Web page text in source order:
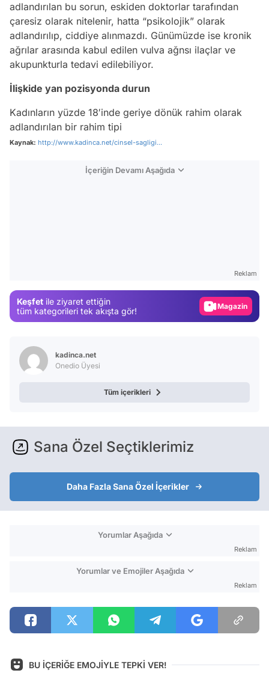
adlandırılan bu sorun, eskiden doktorlar tarafından
çaresiz olarak nitelenir, hatta “psikolojik” olarak
adlandırılıp, ciddiye alınmazdı. Günümüzde ise kronik
ağrılar arasında kabul edilen vulva ağnsı ilaçlar ve
akupunkturla tedavi edilebiliyor.
İlişkide yan pozisyonda durun
Kadınların yüzde 18′inde geriye dönük rahim olarak
adlandırılan bir rahim tipi
Kaynak: http://www.kadinca.net/cinsel-sagligi...
İçeriğin Devamı Aşağıda
Reklam
Keşfet ile ziyaret ettiğin
tüm kategorileri tek akışta gör!
Magazin
kadinca.net
Onedio Üyesi
Tüm içerikleri
Sana Özel Seçtiklerimiz
Daha Fazla Sana Özel İçerikler
Yorumlar Aşağıda
Reklam
Yorumlar ve Emojiler Aşağıda
Reklam
BU İÇERİĞE EMOJİYLE TEPKİ VER!